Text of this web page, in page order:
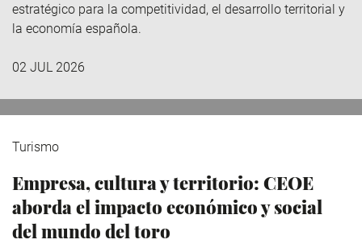
estratégico para la competitividad, el desarrollo territorial y
la economía española.
02 JUL 2026
Turismo
Empresa, cultura y territorio: CEOE
aborda el impacto económico y social
del mundo del toro